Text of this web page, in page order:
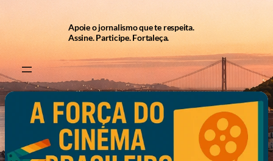
Apoie o jornalismo que te respeita.
Assine. Participe. Fortaleça.